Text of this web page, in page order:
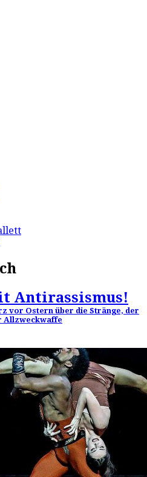
Antirassismus!
vor Ostern über die Stränge, der
Allzweckwaffe